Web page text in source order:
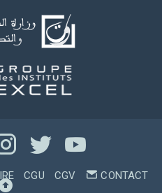
CGU CGV CONTACT